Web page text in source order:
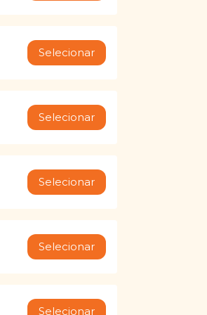
Selecionar
Selecionar
Selecionar
Selecionar
Selecionar